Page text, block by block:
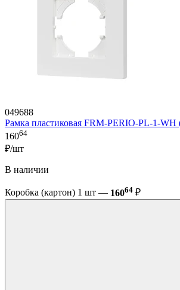
049688
Рамка пластиковая FRM-PERIO-PL-1-
16064
₽/шт
В наличии
Коробка (картон) 1 шт — 16064 ₽